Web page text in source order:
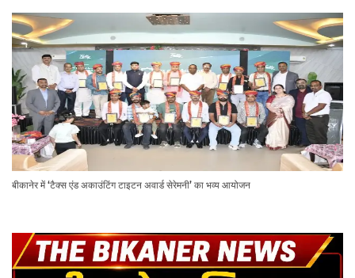
बीकानेर में ‘टैक्स एंड अकाउंटिंग टाइटन अवार्ड सेरेमनी’ का भव्य आयोजन